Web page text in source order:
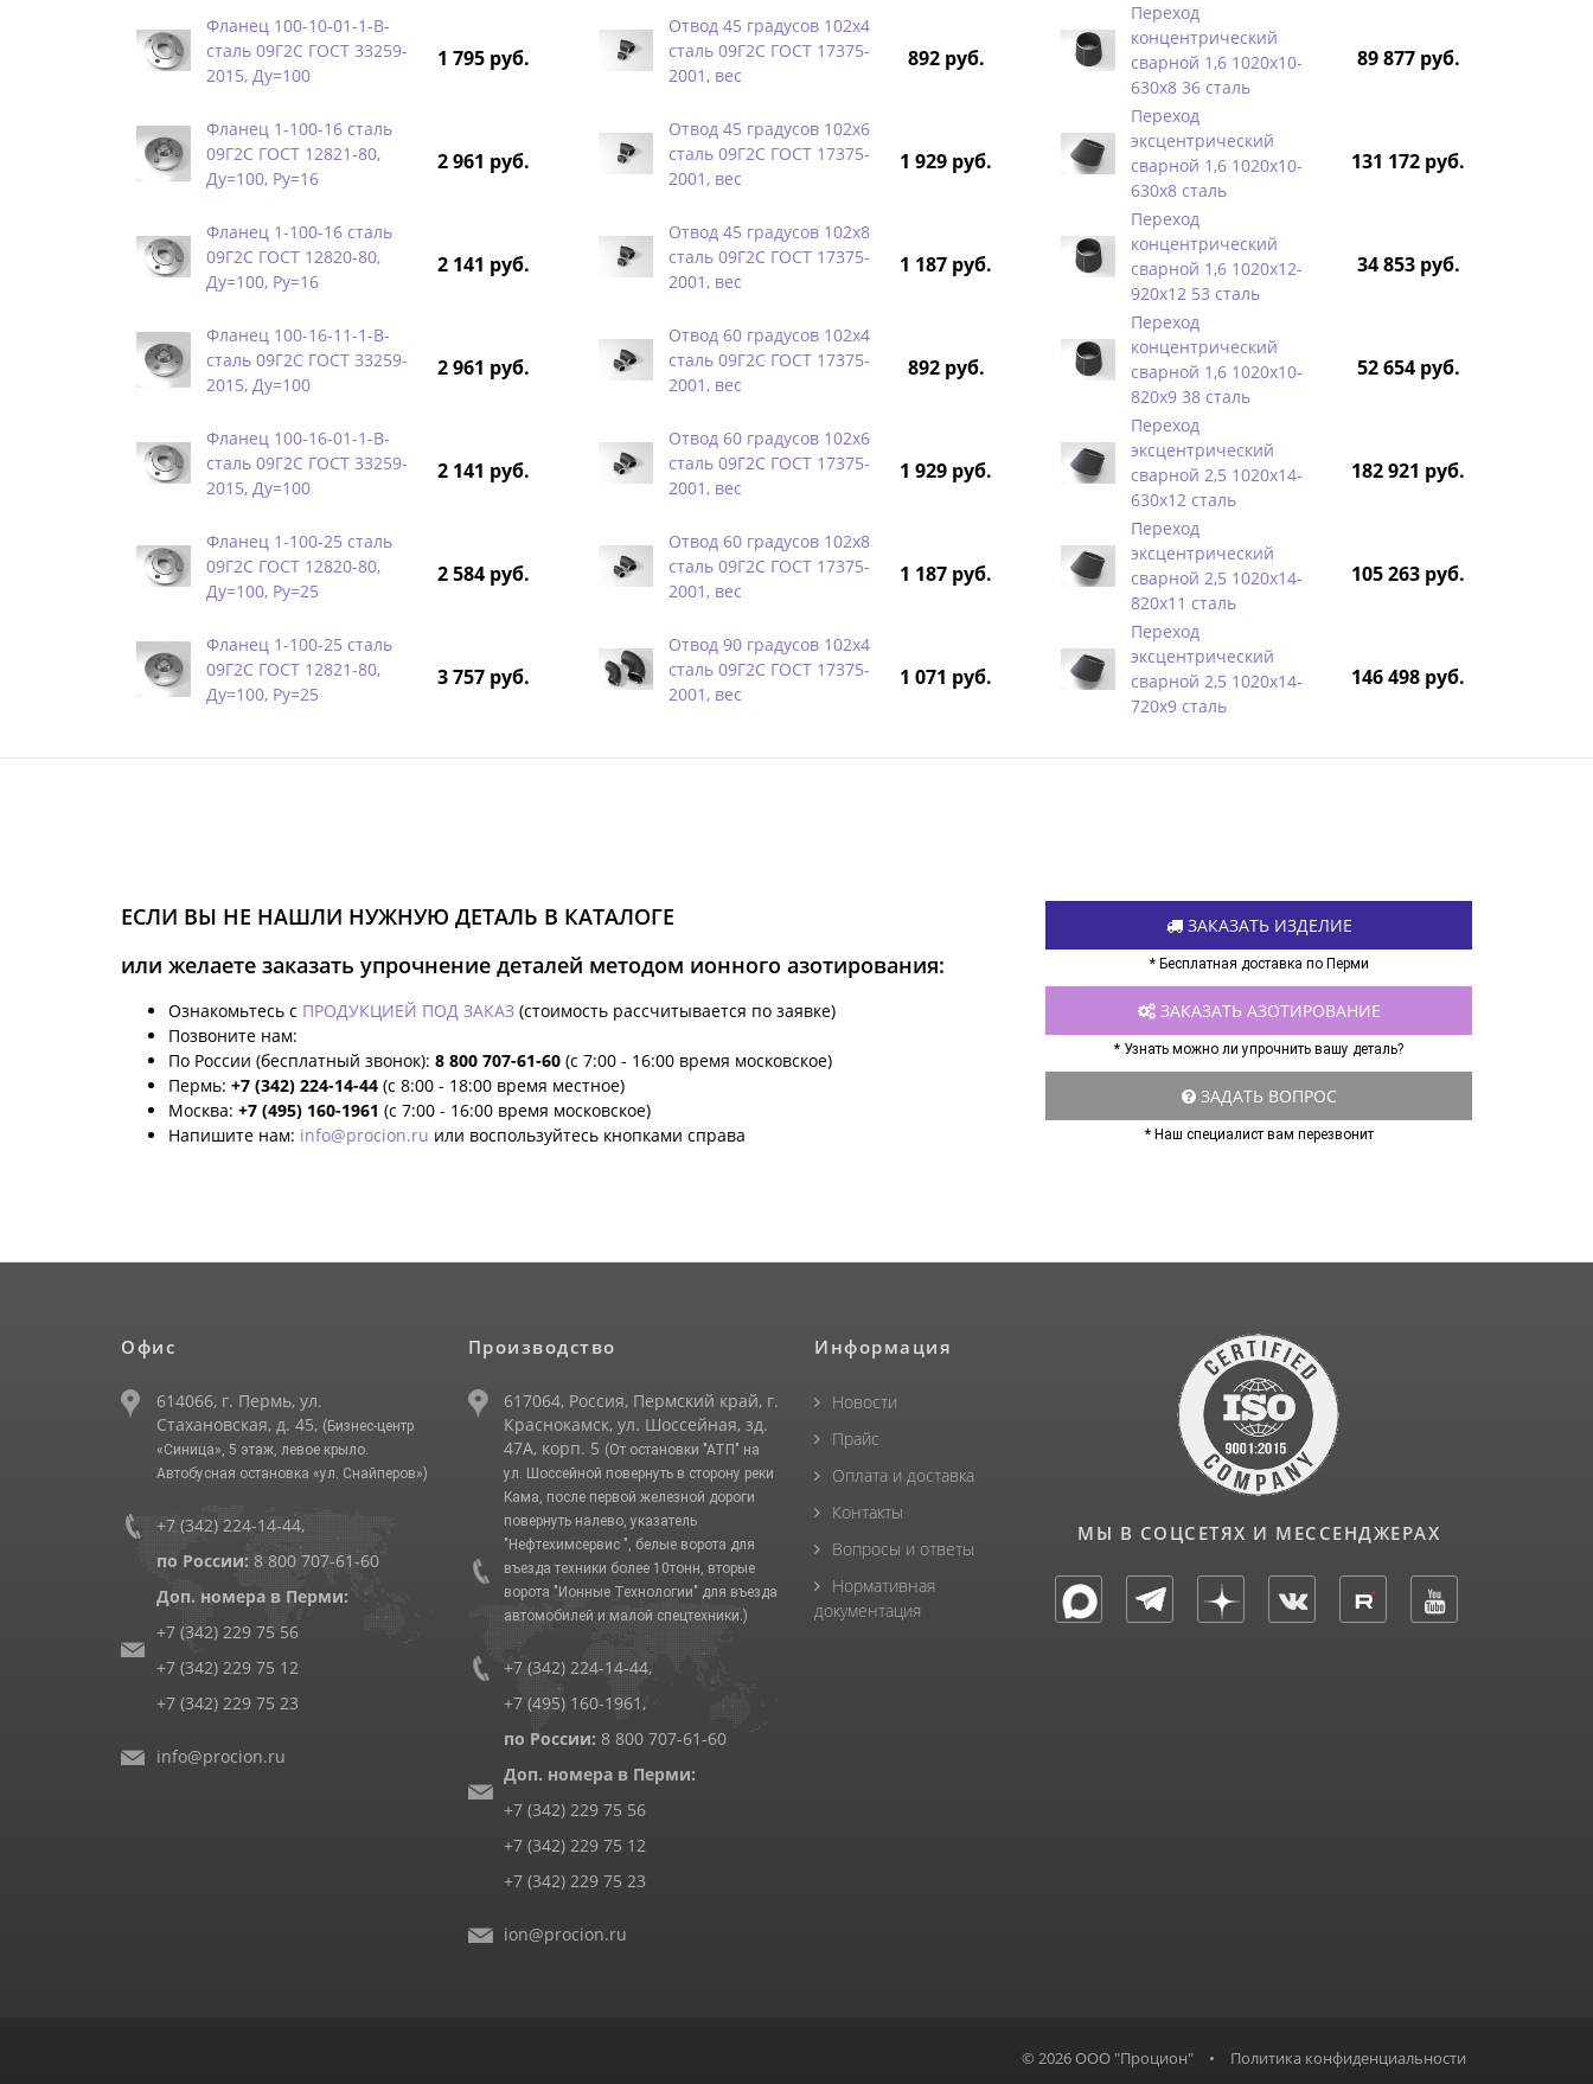
Фланец 100-10-01-1-B-
сталь 09Г2С ГОСТ 33259-
2015, Ду=100
1 795 руб.
Фланец 1-100-16 сталь
09Г2С ГОСТ 12821-80,
Ду=100, Ру=16
2 961 руб.
Фланец 1-100-16 сталь
09Г2С ГОСТ 12820-80,
Ду=100, Ру=16
2 141 руб.
Фланец 100-16-11-1-B-
сталь 09Г2С ГОСТ 33259-
2015, Ду=100
2 961 руб.
Фланец 100-16-01-1-B-
сталь 09Г2С ГОСТ 33259-
2015, Ду=100
2 141 руб.
Фланец 1-100-25 сталь
09Г2С ГОСТ 12820-80,
Ду=100, Ру=25
2 584 руб.
Фланец 1-100-25 сталь
09Г2С ГОСТ 12821-80,
Ду=100, Ру=25
3 757 руб.
Отвод 45 градусов 102х4
сталь 09Г2С ГОСТ 17375-
2001, вес
892 руб.
Отвод 45 градусов 102х6
сталь 09Г2С ГОСТ 17375-
2001, вес
1 929 руб.
Отвод 45 градусов 102х8
сталь 09Г2С ГОСТ 17375-
2001, вес
1 187 руб.
Отвод 60 градусов 102х4
сталь 09Г2С ГОСТ 17375-
2001, вес
892 руб.
Отвод 60 градусов 102х6
сталь 09Г2С ГОСТ 17375-
2001, вес
1 929 руб.
Отвод 60 градусов 102х8
сталь 09Г2С ГОСТ 17375-
2001, вес
1 187 руб.
Отвод 90 градусов 102х4
сталь 09Г2С ГОСТ 17375-
2001, вес
1 071 руб.
Переход
концентрический
сварной 1,6 1020х10-
630х8 36 сталь
89 877 руб.
Переход
эксцентрический
сварной 1,6 1020х10-
630х8 сталь
131 172 руб.
Переход
концентрический
сварной 1,6 1020х12-
920х12 53 сталь
34 853 руб.
Переход
концентрический
сварной 1,6 1020х10-
820х9 38 сталь
52 654 руб.
Переход
эксцентрический
сварной 2,5 1020х14-
630х12 сталь
182 921 руб.
Переход
эксцентрический
сварной 2,5 1020х14-
820х11 сталь
105 263 руб.
Переход
эксцентрический
сварной 2,5 1020х14-
720х9 сталь
146 498 руб.
ЕСЛИ ВЫ НЕ НАШЛИ НУЖНУЮ ДЕТАЛЬ В КАТАЛОГЕ
или желаете заказать упрочнение деталей методом ионного азотирования:
Ознакомьтесь с ПРОДУКЦИЕЙ ПОД ЗАКАЗ (стоимость рассчитывается по заявке)
Позвоните нам:
По России (бесплатный звонок): 8 800 707-61-60 (с 7:00 - 16:00 время московское)
Пермь: +7 (342) 224-14-44 (с 8:00 - 18:00 время местное)
Москва: +7 (495) 160-1961 (с 7:00 - 16:00 время московское)
Напишите нам: info@procion.ru или воспользуйтесь кнопками справа
ЗАКАЗАТЬ ИЗДЕЛИЕ
* Бесплатная доставка по Перми
ЗАКАЗАТЬ АЗОТИРОВАНИЕ
* Узнать можно ли упрочнить вашу деталь?
ЗАДАТЬ ВОПРОС
* Наш специалист вам перезвонит
Офис
614066, г. Пермь, ул.
Стахановская, д. 45, (Бизнес-центр
«Синица», 5 этаж, левое крыло.
Автобусная остановка «ул. Снайперов»)
+7 (342) 224-14-44,
по России: 8 800 707-61-60
Доп. номера в Перми:
+7 (342) 229 75 56
+7 (342) 229 75 12
+7 (342) 229 75 23
info@procion.ru
Производство
617064, Россия, Пермский край, г.
Краснокамск, ул. Шоссейная, зд.
47А, корп. 5 (От остановки "АТП" на
ул. Шоссейной повернуть в сторону реки
Кама, после первой железной дороги
повернуть налево, указатель
"Нефтехимсервис ", белые ворота для
въезда техники более 10тонн, вторые
ворота "Ионные Технологии" для въезда
автомобилей и малой спецтехники.)
+7 (342) 224-14-44,
+7 (495) 160-1961 ,
по России: 8 800 707-61-60
Доп. номера в Перми:
+7 (342) 229 75 56
+7 (342) 229 75 12
+7 (342) 229 75 23
ion@procion.ru
Информация
Новости
Прайс
Оплата и доставка
Контакты
Вопросы и ответы
Нормативная
документация
МЫ В СОЦСЕТЯХ И МЕССЕНДЖЕРАХ
© 2026 ООО "Процион" • Политика конфиденциальности